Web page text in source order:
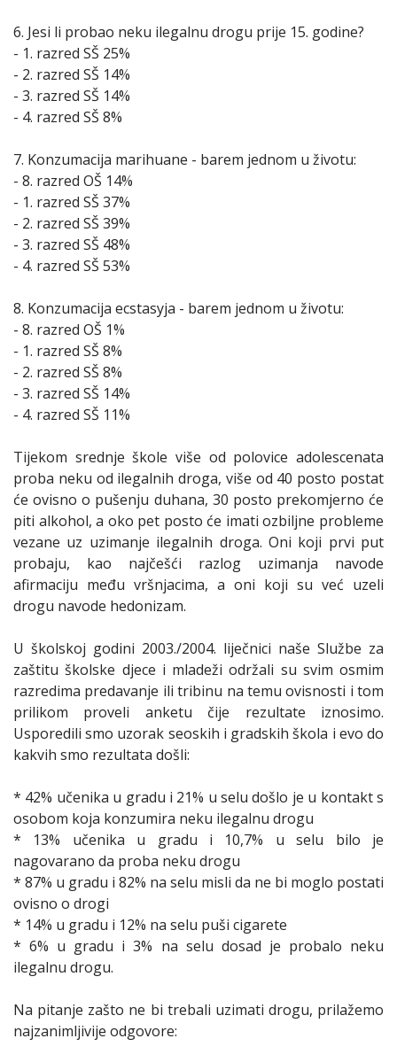
6. Jesi li probao neku ilegalnu drogu prije 15. godine?
- 1. razred SŠ 25%
- 2. razred SŠ 14%
- 3. razred SŠ 14%
- 4. razred SŠ 8%
7. Konzumacija marihuane - barem jednom u životu:
- 8. razred OŠ 14%
- 1. razred SŠ 37%
- 2. razred SŠ 39%
- 3. razred SŠ 48%
- 4. razred SŠ 53%
8. Konzumacija ecstasyja - barem jednom u životu:
- 8. razred OŠ 1%
- 1. razred SŠ 8%
- 2. razred SŠ 8%
- 3. razred SŠ 14%
- 4. razred SŠ 11%
Tijekom srednje škole više od polovice adolescenata
proba neku od ilegalnih droga, više od 40 posto postat
će ovisno o pušenju duhana, 30 posto prekomjerno će
piti alkohol, a oko pet posto će imati ozbiljne probleme
vezane uz uzimanje ilegalnih droga. Oni koji prvi put
probaju, kao najčešći razlog uzimanja navode
afirmaciju među vršnjacima, a oni koji su već uzeli
drogu navode hedonizam.
U školskoj godini 2003./2004. liječnici naše Službe za
zaštitu školske djece i mladeži održali su svim osmim
razredima predavanje ili tribinu na temu ovisnosti i tom
prilikom proveli anketu čije rezultate iznosimo.
Usporedili smo uzorak seoskih i gradskih škola i evo do
kakvih smo rezultata došli:
* 42% učenika u gradu i 21% u selu došlo je u kontakt s
osobom koja konzumira neku ilegalnu drogu
* 13% učenika u gradu i 10,7% u selu bilo je
nagovarano da proba neku drogu
* 87% u gradu i 82% na selu misli da ne bi moglo postati
ovisno o drogi
* 14% u gradu i 12% na selu puši cigarete
* 6% u gradu i 3% na selu dosad je probalo neku
ilegalnu drogu.
Na pitanje zašto ne bi trebali uzimati drogu, prilažemo
najzanimljivije odgovore: